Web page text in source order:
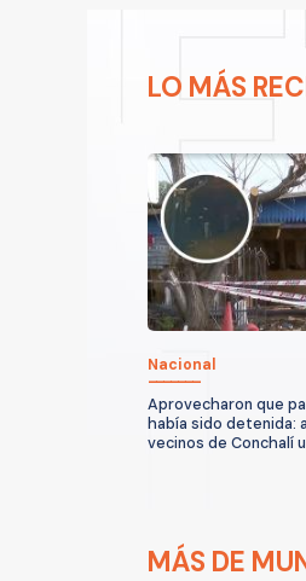
LO MÁS
Nacional
Aprovecharon que
había sido detenida:
vecinos de Conchalí
MÁS DE